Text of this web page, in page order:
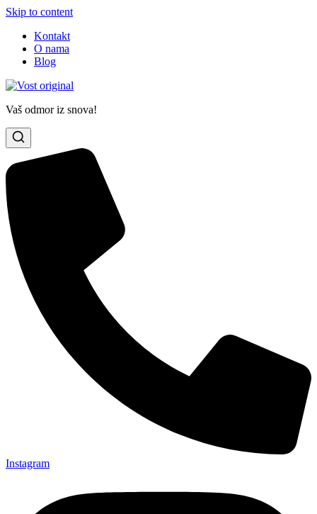
Skip to content
Kontakt
O nama
Blog
Vaš odmor iz snova!
Instagram